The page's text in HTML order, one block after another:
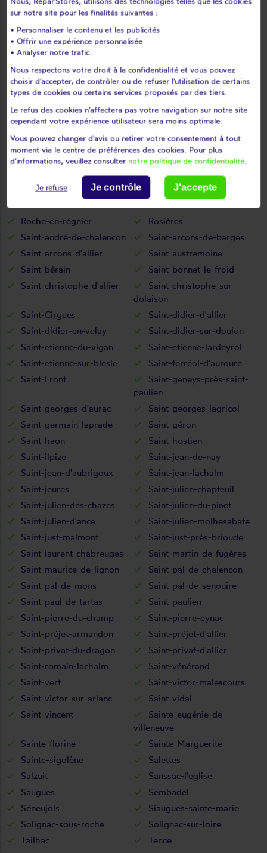
Mazerat-aurouze
Mazet-saint-voy
Mazeyrat-d'allier
Mercoeur
Mézères
Monistrol-sur-loire
Montclard
Montfaucon-en-velay
Montregard
Montusclat
Moudeyres
Ouides
Paulhaguet
Pébrac
Pinols
Polignac
Pont-salomon
Prades
Queyrières
Raucoules
Rauret
Retournac
Riotord
Roche-en-régnier
Rosières
Saint-andré-de-chalencon
Saint-arcons-de-barges
Saint-arcons-d'allier
Saint-austremoine
Saint-bérain
Saint-bonnet-le-froid
Saint-christophe-d'allier
Saint-christophe-sur-
dolaison
Saint-Cirgues
Saint-didier-d'allier
Saint-didier-en-velay
Saint-didier-sur-doulon
Saint-etienne-du-vigan
Saint-etienne-lardeyrol
Saint-etienne-sur-blesle
Saint-ferréol-d'auroure
Saint-Front
Saint-geneys-près-saint-
paulien
Saint-georges-d'aurac
Saint-georges-lagricol
Saint-germain-laprade
Saint-géron
Saint-haon
Saint-hostien
Saint-ilpize
Saint-jean-de-nay
Saint-jean-d'aubrigoux
Saint-jean-lachalm
Saint-jeures
Saint-julien-chapteuil
Saint-julien-des-chazes
Saint-julien-du-pinet
Saint-julien-d'ance
Saint-julien-molhesabate
Saint-just-malmont
Saint-just-près-brioude
Saint-laurent-chabreuges
Saint-martin-de-fugères
Saint-maurice-de-lignon
Saint-pal-de-chalencon
Saint-pal-de-mons
Saint-pal-de-senouire
Saint-paul-de-tartas
Saint-paulien
Saint-pierre-du-champ
Saint-pierre-eynac
Saint-préjet-armandon
Saint-préjet-d'allier
Saint-privat-du-dragon
Saint-privat-d'allier
Saint-romain-lachalm
Saint-vénérand
Saint-vert
Saint-victor-malescours
Saint-victor-sur-arlanc
Saint-vidal
Saint-vincent
Sainte-eugénie-de-
villeneuve
Sainte-florine
Sainte-Marguerite
Sainte-sigolène
Salettes
Salzuit
Sanssac-l'eglise
Saugues
Sembadel
Séneujols
Siaugues-sainte-marie
Solignac-sous-roche
Solignac-sur-loire
Tailhac
Tence
sur notre site pour les finalités suivantes :
• Personnaliser le contenu et les publicités
• Offrir une expérience personnalisée
• Analyser notre trafic.
Nous respectons votre droit à la confidentialité et vous pouvez
choisir d'accepter, de contrôler ou de refuser l'utilisation de certains
types de cookies ou certains services proposés par des tiers.
Le refus des cookies n'affectera pas votre navigation sur notre site
cependant votre expérience utilisateur sera moins optimale.
Vous pouvez changer d'avis ou retirer votre consentement à tout
moment via le centre de préférences des cookies. Pour plus
d'informations, veuillez consulter notre politique de confidentialité.
Je refuse Je contrôle J'accepte